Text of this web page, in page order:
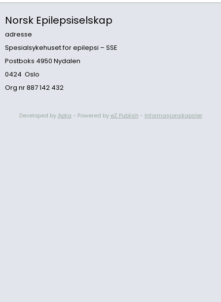
Norsk Epilepsiselskap
adresse
Spesialsykehuset for epilepsi – SSE
Postboks 4950 Nydalen
0424 Oslo
Org nr 887 142 432
Developed byAplia - Powered by eZ Publish - Informasjonskapsler